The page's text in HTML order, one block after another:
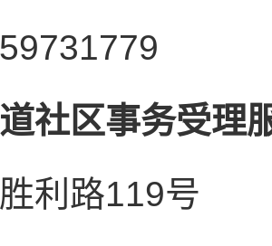
社区事务受理
利路119号